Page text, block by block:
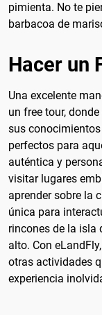
pimienta. No te
barbacoa de
Hacer un
Una excelente
un free tour,
sus
perfectos para
auténtica y
visitar lugares
aprender sobre la
única para
rincones de la isla
alto. Con
otras actividades
experiencia